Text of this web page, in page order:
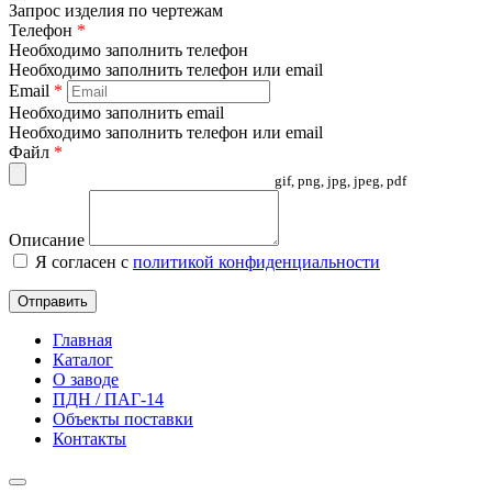
Запрос изделия по чертежам
Телефон *
Необходимо заполнить телефон
Необходимо заполнить телефон или email
Email *
Необходимо заполнить email
Необходимо заполнить телефон или email
Файл *
gif, png, jpg, jpeg, pdf
Описание
Я согласен с политикой конфиденциальности
Отправить
Главная
Каталог
О заводе
ПДН / ПАГ-14
Объекты поставки
Контакты